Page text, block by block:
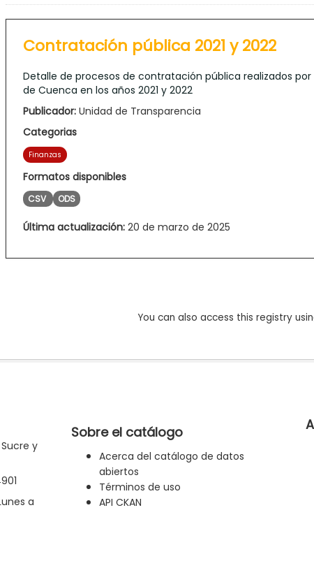
Contratación pública 2021 y 2022
Detalle de procesos de contratación pública realizados por
de Cuenca en los años 2021 y 2022
Publicador: Unidad de Transparencia
Categorias
Finanzas
Formatos disponibles
CSV ODS
Última actualización: 20 de marzo de 2025
You can also access this registry
y
a
Sobre el catálogo
Acerca del catálogo de datos
abiertos
Términos de uso
API CKAN